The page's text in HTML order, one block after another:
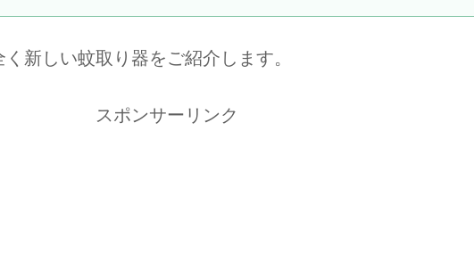
は出来るだけ少なくしたいですよね！ 今日は...
新しい蚊取り器をご紹介します。
スポンサーリンク